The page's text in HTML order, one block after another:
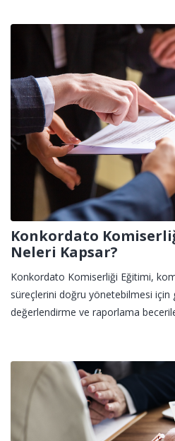
Konkordato
Neleri Kapsar?
Konkordato Komiserliği Eğitimi,
süreçlerini doğru yönetebilmesi için
değerlendirme ve raporlama